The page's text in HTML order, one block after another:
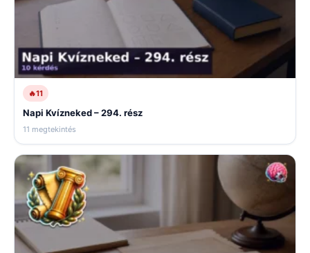
🔥11
Napi Kvízneked – 294. rész
11 megtekintés